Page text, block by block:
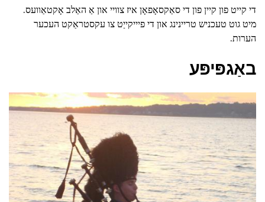
די קייט פון קיין פון די סאַקסאָפאָן איז צוויי און אַ האַלב אָקטאַוועס.
מיט גוט טעכניש טריינינג און די פיייקייַט צו עקסטראַקט העכער
הערות.
באַגפּיפּע